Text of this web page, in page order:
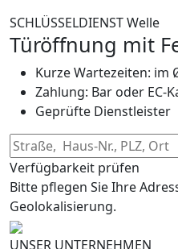
SCHLÜSSELDIENST Welle
Türöffnung mit
Kurze Wartezeiten: im
Zahlung: Bar oder EC-
Geprüfte Dienstleister
Verfügbarkeit prüfen
Bitte pflegen Sie Ihre
Geolokalisierung.
UNSER UNTERNEHMEN